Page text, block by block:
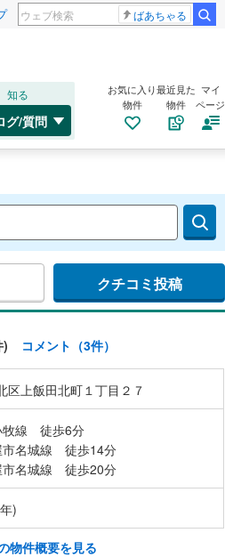
ばあちゃる
知る
グ/質問
お気に入り
物件
最近見た
物件
マイ
ページ
クチコミ投稿
) コメント（3件）
区上飯田北町１丁目２７
牧線 徒歩6分
市名城線 徒歩14分
市名城線 徒歩20分
)
物件概要を見る